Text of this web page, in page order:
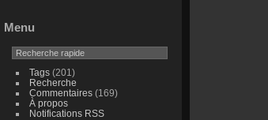
Menu
Tags(201)
Recherche
Commentaires(169)
À propos
Notifications RSS